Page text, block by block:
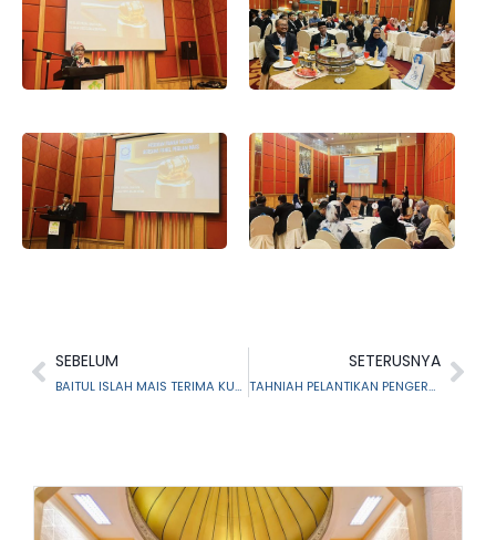
SEBELUM
BAITUL ISLAH MAIS TERIMA KUNJUNGAN AHLI LEMBAGA PELAWAT PUSPEN SERENDAH
SETERUSNYA
TAHNIAH PELANTIKAN PENGERUSI BARU TERAS, YBHG. DATO’ BAKHTIAR BIN HUSIN